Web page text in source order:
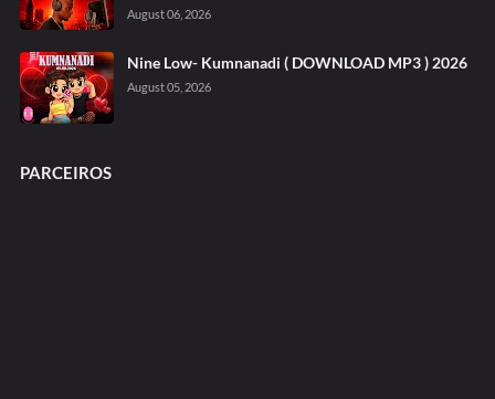
August 06, 2026
Nine Low- Kumnanadi ( DOWNLOAD MP3 ) 2026
August 05, 2026
PARCEIROS